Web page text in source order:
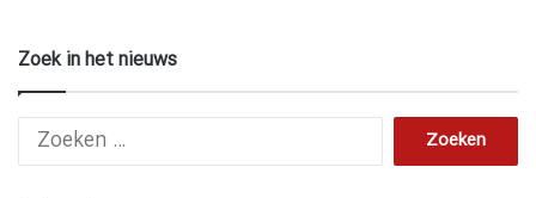
Zoek in het nieuws